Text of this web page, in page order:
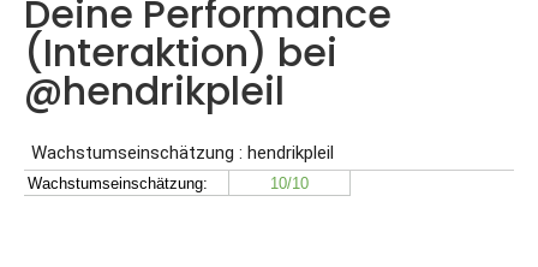
Deine Performance
(Interaktion) bei
@hendrikpleil